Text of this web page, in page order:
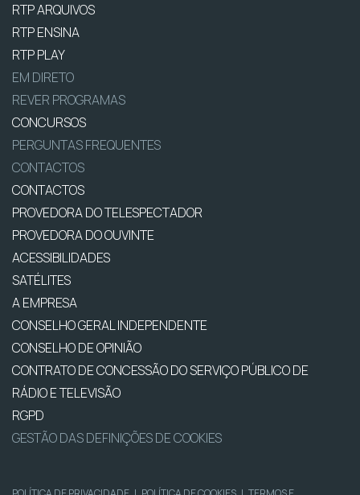
RTP ARQUIVOS
RTP ENSINA
RTP PLAY
EM DIRETO
REVER PROGRAMAS
CONCURSOS
PERGUNTAS FREQUENTES
CONTACTOS
CONTACTOS
PROVEDORA DO TELESPECTADOR
PROVEDORA DO OUVINTE
ACESSIBILIDADES
SATÉLITES
A EMPRESA
CONSELHO GERAL INDEPENDENTE
CONSELHO DE OPINIÃO
CONTRATO DE CONCESSÃO DO SERVIÇO PÚBLICO DE
RÁDIO E TELEVISÃO
RGPD
GESTÃO DAS DEFINIÇÕES DE COOKIES